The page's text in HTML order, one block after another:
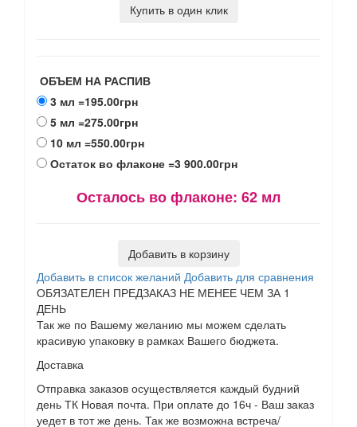
Купить в один клик
ОБЪЕМ НА РАСПИВ
3 мл =195.00грн
5 мл =275.00грн
10 мл =550.00грн
Остаток во флаконе =3 900.00грн
Осталось во флаконе: 62 мл
Добавить в корзину
Добавить в список желаний Добавить для сравнения
ОБЯЗАТЕЛЕН ПРЕДЗАКАЗ НЕ МЕНЕЕ ЧЕМ ЗА 1
ДЕНЬ
Так же по Вашему желанию мы можем сделать
красивую упаковку в рамках Вашего бюджета.
Доставка
Отправка заказов осуществляется каждый будний
день ТК Новая почта. При оплате до 16ч - Ваш заказ
уедет в тот же день. Так же возможна встреча/